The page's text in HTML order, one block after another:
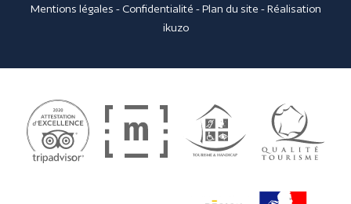
Mentions légales - Confidentialité -Plan du site - Réalisation
ikuzo